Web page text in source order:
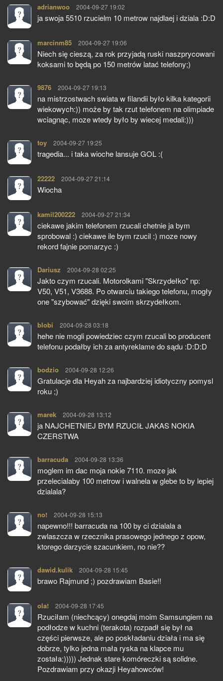
adrianwoo pisze:
2004-09-27 19:02
ja swoja 5510 rzucielm 10 metrow najdlaej i dziala :D:D
marcinm85 pisze:
2004-09-27 19:06
Niech się cieszą, za rok przyjadą ruski naszprycowani
koksami to będą po 150 metrów latać telefony;)
9876 pisze:
2004-09-27 19:13
na mistrzostwach swiata w filandii było kilka kategorii
wiekowych:)) może by tak rzut telefonem na olimpiade
wciagnąc, moze wtedy było by wiecej medali:)))
toy pisze:
2004-09-27 19:25
tragedia... i taka wioche lansuje GOL :(
22222 pisze:
2004-09-27 21:14
Wiocha
kamil200222 pisze:
2004-09-27 21:34
ciekawe jakim telefonem rzucali chetnie ja bym
sprobowal :) ciekawe ile bym rzucil :) moze nowy
rekord fajnie pomarzyc :)
Dariusz pisze:
2004-09-28 02:25
Jakto czym rzucali. Motorolkami "Skrzydełko" np:
V50, V51, V3688. Po otwarciu takiego telefonu, mogły
one "szybować" dzięki swoim skrzydełkom.
blobi pisze:
2004-09-28 03:18
hehe nie mogli powiedziec czym rzucali bo producent
telefonu podałby ich za antyreklame do sądu :D:D:D
bodzio pisze:
2004-09-28 12:26
Gratulacje dla Heyah za najbardziej idiotyczny pomysl
roku ;)
marek pisze:
2004-09-28 13:12
ja NAJCHETNIEJ BYM RZUCIŁ JAKAS NOKIA
CZERSTWA
barracuda pisze:
2004-09-28 13:36
moglem im dac moja nokie 7110. moze jak
przelecialaby 100 metrow i walnela w glebe to by lepiej
dzialala?
no! pisze:
2004-09-28 15:13
napewno!!! barracuda na 100 by ci dzialala a
zwlaszcza w rzecznika prasowego jednego z opow,
ktorego darzycie szacunkiem, no nie??
dawid.kulik pisze:
2004-09-28 15:45
brawo Rajmund ;) pozdrawiam Basie!!
ola! pisze:
2004-09-28 17:45
Rzuciłam (niechcący) onegdaj moim Samsungiem na
podłodze w kuchni (terakota) rozpadł się był na
części pierwsze, ale po poskładaniu działa i ma się
dobrze, tylko jedna mała ryska na klapce mu
została:))))) Jednak stare komóreczki są solidne.
Pozdrawiam przy okazji Heyahowców!